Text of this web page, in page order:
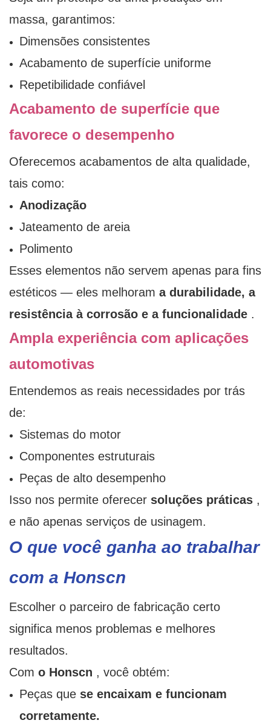
massa, garantimos:
Dimensões consistentes
Acabamento de superfície uniforme
Repetibilidade confiável
Acabamento de superfície que
favorece o desempenho
Oferecemos acabamentos de alta qualidade,
tais como:
Anodização
Jateamento de areia
Polimento
Esses elementos não servem apenas para fins
estéticos — eles melhoram a durabilidade, a
resistência à corrosão e a funcionalidade .
Ampla experiência com aplicações
automotivas
Entendemos as reais necessidades por trás
de:
Sistemas do motor
Componentes estruturais
Peças de alto desempenho
Isso nos permite oferecer soluções práticas ,
e não apenas serviços de usinagem.
O que você ganha ao trabalhar
com a Honscn
Escolher o parceiro de fabricação certo
significa menos problemas e melhores
resultados.
Com o Honscn , você obtém:
Peças que se encaixam e funcionam
corretamente.